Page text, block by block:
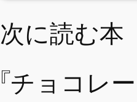
次に読む本
『チョコレ